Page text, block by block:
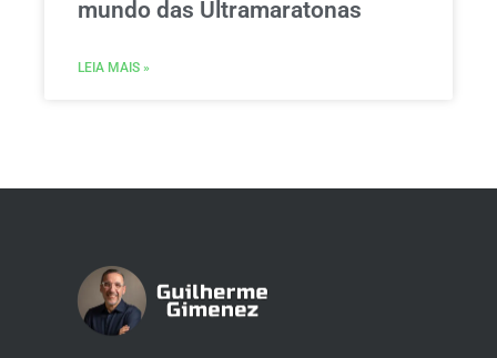
mundo das Ultramaratonas
LEIA MAIS »